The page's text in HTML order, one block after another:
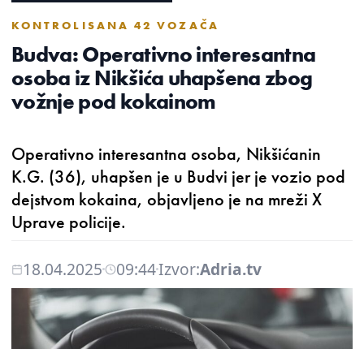
KONTROLISANA 42 VOZAČA
Budva: Operativno interesantna
osoba iz Nikšića uhapšena zbog
vožnje pod kokainom
Operativno interesantna osoba, Nikšićanin
K.G. (36), uhapšen je u Budvi jer je vozio pod
dejstvom kokaina, objavljeno je na mreži X
Uprave policije.
18.04.2025 09:44Izvor:Adria.tv